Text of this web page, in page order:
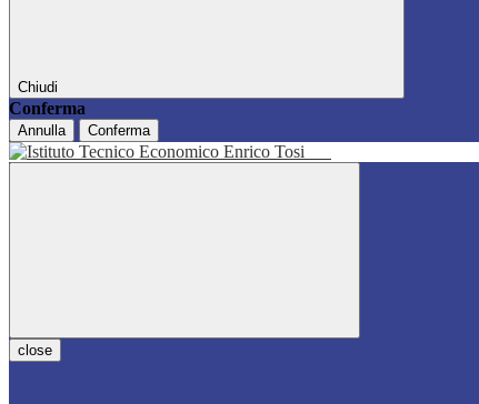
Chiudi
Conferma
Annulla Conferma
close